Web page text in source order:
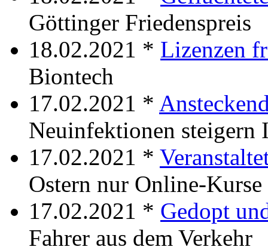
Göttinger Friedenspreis
18.02.2021 * Lizenzen
Biontech
17.02.2021 *
Neuinfektionen steigern
17.02.2021 *
Ostern nur Online-Kurse
17.02.2021 * Gedopt
Fahrer aus dem Verkehr